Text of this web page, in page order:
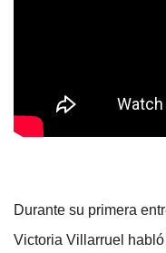
Durante su primera
Victoria Villarruel